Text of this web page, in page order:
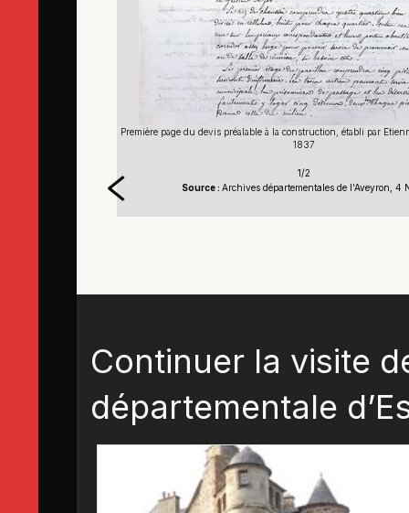
Première page du devis préalable à la construction, établi par
1837
1/2
Source : Archives départementales de l’Aveyron, 4
Continuer la visite
départementale